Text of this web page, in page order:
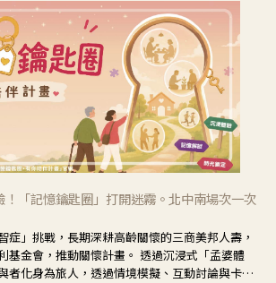
！「記憶鑰匙圈」打開迷霧。北中南場次一次
症」挑戰，長期深耕高齡關懷的三商美邦人壽，
動關懷計畫。 透過沉浸式「孟婆體
者化身為旅人，透過情境模擬、互動討論與卡牌